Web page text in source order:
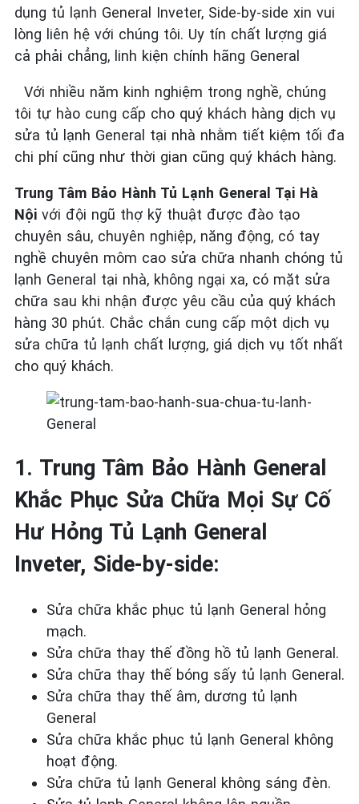
dụng tủ lạnh General Inveter, Side-by-side xin vui
lòng liên hệ với chúng tôi. Uy tín chất lượng giá
cả phải chẳng, linh kiện chính hãng General
Với nhiều năm kinh nghiệm trong nghề, chúng
tôi tự hào cung cấp cho quý khách hàng dịch vụ
sửa tủ lạnh General tại nhà nhằm tiết kiệm tối đa
chi phí cũng như thời gian cũng quý khách hàng.
Trung Tâm Bảo Hành Tủ Lạnh General Tại Hà
Nội với đội ngũ thợ kỹ thuật được đào tạo
chuyên sâu, chuyên nghiệp, năng động, có tay
nghề chuyên môm cao sửa chữa nhanh chóng tủ
lạnh General tại nhà, không ngại xa, có mặt sửa
chữa sau khi nhận được yêu cầu của quý khách
hàng 30 phút. Chắc chắn cung cấp một dịch vụ
sửa chữa tủ lạnh chất lượng, giá dịch vụ tốt nhất
cho quý khách.
1. Trung Tâm Bảo Hành General
Khắc Phục Sửa Chữa Mọi Sự Cố
Hư Hỏng Tủ Lạnh General
Inveter, Side-by-side:
Sửa chữa khắc phục tủ lạnh General hỏng
mạch.
Sửa chữa thay thế đồng hồ tủ lạnh General.
Sửa chữa thay thế bóng sấy tủ lạnh General.
Sửa chữa thay thế âm, dương tủ lạnh
General
Sửa chữa khắc phục tủ lạnh General không
hoạt động.
Sửa chữa tủ lạnh General không sáng đèn.